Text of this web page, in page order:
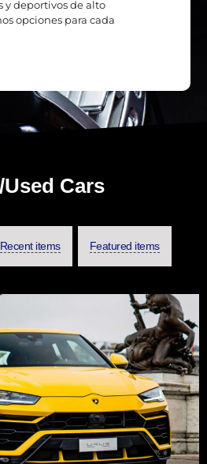
y deportivos de alto
opciones para cada
Used Cars
Recent items Featured items